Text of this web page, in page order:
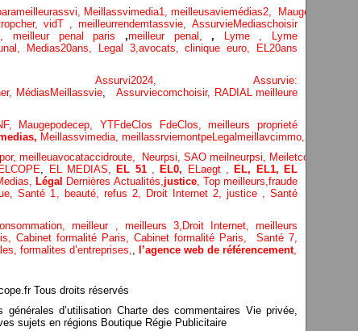
Meillassvimedia1, meilleusaviemédias2, Maugepodecep,
vidT ,meilleurrendemtassvie,AssurvieMediaschoisir
, meilleur penal paris ,meilleur penal,, Lyme ,
Lyme
Medias20ans, Legal 3, avocats, cliniqueeuro,
EL20ans
, Assurvi2024,Assurvie:
Médias Meillassvie,Assurviecomchoisir, RADIAL meilleure
Maugepodecep,YTFdeClos FdeClos,meilleurs proprieté
Meillassvimedia, meillassrviemontpe Legalmeillavcimmo,
meilleuavocataccidroute, Neurpsi, SAO meilneurpsi,
ELCOPE EL MEDIAS, EL 51, EL0, ELaegt , EL, EL1, EL
Légal Dernières Actualités, justice, Top meilleurs ,fraude
,Santé 1 , beauté, refus 2, Droit Internet 2, justice, Santé
, meilleur , meilleurs 3, Droit Internet,meilleurs
Cabinet formalité Paris, Cabinet formalité Paris,
Santé 7,
formalites d’entreprises, l’agence web de référencement,
Tous droits réservés
d’utilisation Charte des commentaires Vie privée,
sujets en régions Boutique Régie Publicitaire